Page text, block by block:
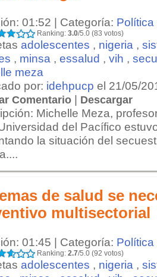
01:52 | Categoría: Política
Ranking: 3.0/5.0 (83 votos)
adolescentes , nigeria ,
, minsa , essalud , vih ,
meza
por: idehpucp el 21/05/
Comentario | Descargar
Michelle Meza,
del Pacífico
la situación del
de salud se
multisectorial
01:45 | Categoría: Política
Ranking: 2.7/5.0 (92 votos)
adolescentes , nigeria ,